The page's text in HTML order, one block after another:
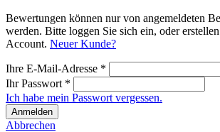
Bewertungen können nur von angemeldeten
werden. Bitte loggen Sie sich ein, oder
Account. Neuer Kunde?
Ihre E-Mail-Adresse *
Ihr Passwort *
Ich habe mein Passwort vergessen.
Anmelden
Abbrechen